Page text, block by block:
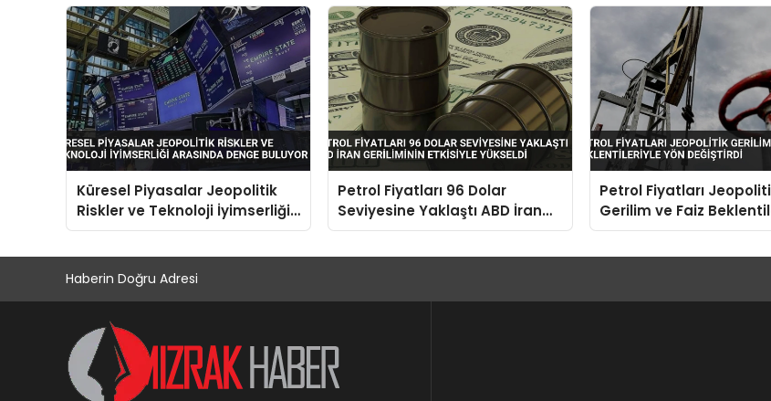
Küresel Piyasalar Jeopolitik
Riskler ve Teknoloji İyimserliği
Arasında Denge Buluyor
Petrol Fiyatları 96 Dolar
Seviyesine Yaklaştı ABD İran
Geriliminin Etkisiyle Yükseldi
Petrol Fiyatları
Gerilim ve Faiz
Yön Değiştirdi
Haberin Doğru Adresi